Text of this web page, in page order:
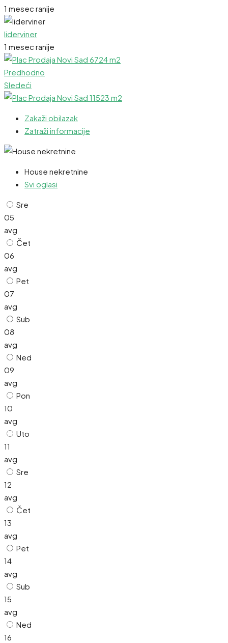
1 mesec ranije
liderviner
1 mesec ranije
Predhodno
Sledeći
Zakaži obilazak
Zatraži informacije
House nekretnine
Svi oglasi
Sre
05
avg
Čet
06
avg
Pet
07
avg
Sub
08
avg
Ned
09
avg
Pon
10
avg
Uto
11
avg
Sre
12
avg
Čet
13
avg
Pet
14
avg
Sub
15
avg
Ned
16